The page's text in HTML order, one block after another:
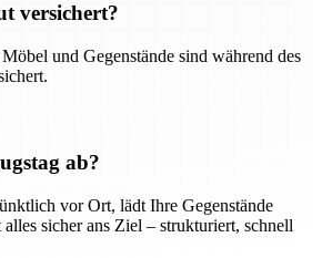
versichert?
und Gegenstände sind während des
ab?
vor Ort, lädt Ihre Gegenstände
sicher ans Ziel – strukturiert, schnell